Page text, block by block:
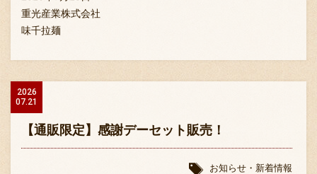
重光産業株式会社
味千拉麺
2026
07.21
【通販限定】感謝デーセット販売！
お知らせ・新着情報